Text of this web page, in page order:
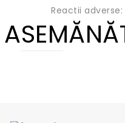
Reactii